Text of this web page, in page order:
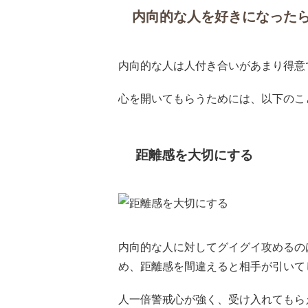
内向的な人を好きになった
内向的な人は人付き合いがあまり得
心を開いてもらうためには、以下の
距離感を大切にする
内向的な人に対してグイグイ攻める
め、距離感を間違えると相手が引い
人一倍警戒心が強く、受け入れても